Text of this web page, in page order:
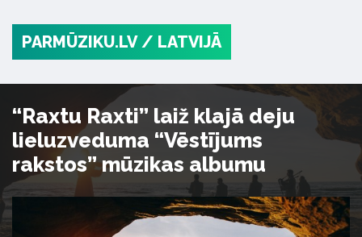
PARMŪZIKU.LV / LATVIJĀ
“Raxtu Raxti” laiž klajā deju
lieluzveduma “Vēstījums
rakstos” mūzikas albumu